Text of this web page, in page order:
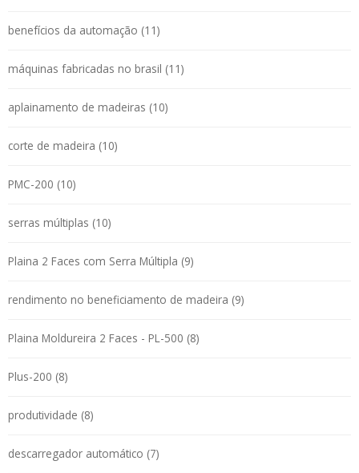
benefícios da automação (11)
máquinas fabricadas no brasil (11)
aplainamento de madeiras (10)
corte de madeira (10)
PMC-200 (10)
serras múltiplas (10)
Plaina 2 Faces com Serra Múltipla (9)
rendimento no beneficiamento de madeira (9)
Plaina Moldureira 2 Faces - PL-500 (8)
Plus-200 (8)
produtividade (8)
descarregador automático (7)